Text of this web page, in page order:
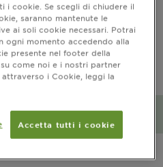
e sociale
i cookie. Se scegli di chiudere il
saranno mantenute le
ai soli cookie necessari. Potrai
ogni momento accedendo alla
presente nel footer della
come noi e i nostri partner
i Cookie, leggi la
Accetta tutti i cookie